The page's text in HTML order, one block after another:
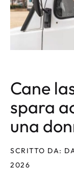
Cane
spara
una
SCRITTO DA:
2026